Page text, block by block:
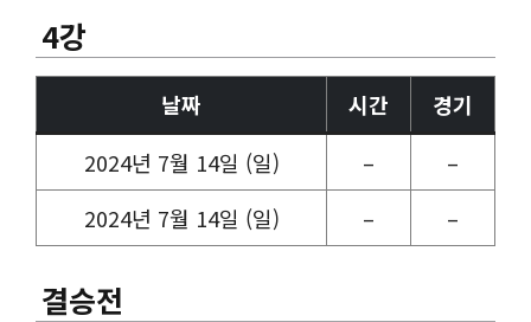
4강
날짜 시간
경기
2024년 7월 14일 (일)
–
–
2024년 7월 14일 (일)
– –
결승전